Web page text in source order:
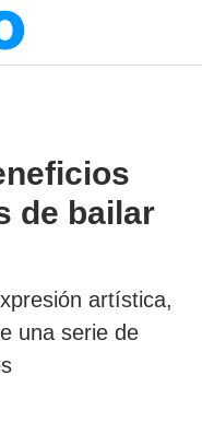
de bailar
artística,
una serie de